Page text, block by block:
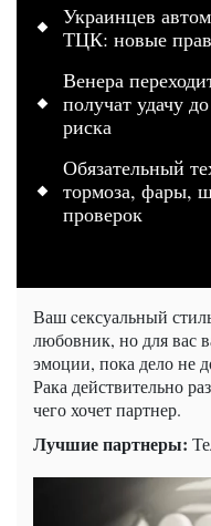
Украинцев
ТЦК: новые
Венера
получат удачу
риска
Обязательный
тормоза, фары,
проверок
Ваш cексуальный
любовник, но для вас
эмоции, пока дело не
Рака действительно
чего хочет партнер.
Лучшие партнеры: